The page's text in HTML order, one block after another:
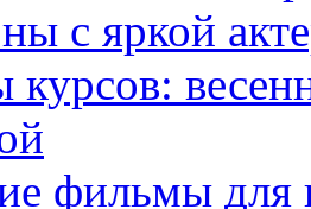
с яркой
фильмы для